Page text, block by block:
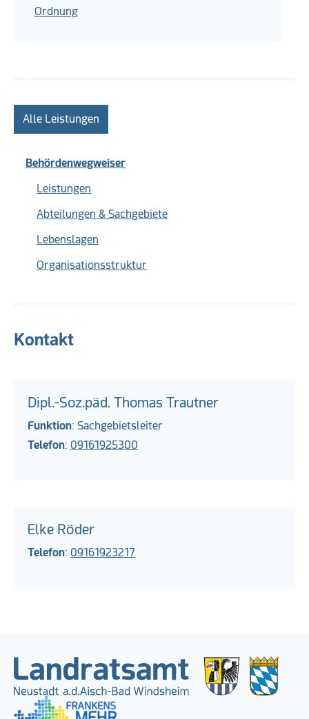
Ordnung
Alle Leistungen
Behördenwegweiser
Leistungen
Abteilungen & Sachgebiete
Lebenslagen
Organisationsstruktur
Kontakt
Dipl.-Soz.päd. Thomas Trautner
Funktion: Sachgebietsleiter
Telefon: 09161925300
Elke Röder
Telefon: 09161923217